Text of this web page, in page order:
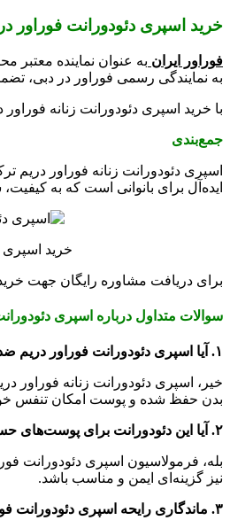
خرید اسپری دئودورانت فوراور
فوراور ایران
به نمایندگی رسمی فوراور در دبی،
با خرید اسپری دئودورانت زنانه
جمع‌بندی
اسپری دئودورانت زنانه فوراور
ایده‌آل برای بانوانی است که به
خرید اسپری
برای دریافت مشاوره رایگان جهت
سوالات متداول درباره اسپری
۱. آیا اسپری دئودورانت فوراور دریم ضد تعریق است؟
خیر، اسپری دئودورانت زنانه فوراور
بدن حفظ شده و پوست امکان تنفس
۲. آیا این دئودورانت برای پوست‌های حساس مناسب است؟
بله، فرمولاسیون اسپری دئودورانت
نیز گزینه‌ای ایمن و مناسب باشد.
۳. ماندگاری رایحه اسپری دئودورانت فوراور دریم چقدر است؟